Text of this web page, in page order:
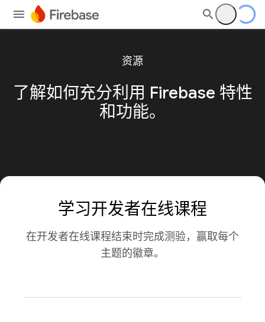
资源
了解如何充分利用 Firebase 特性
和功能。
学习开发者在线课程
在开发者在线课程结束时完成测验，赢取每个
主题的徽章。